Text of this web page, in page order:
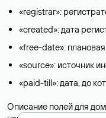
«registrar»:
«created»: дата
«free-date»:
«source»: источник
«paid-till»: дата, до
Описание полей для